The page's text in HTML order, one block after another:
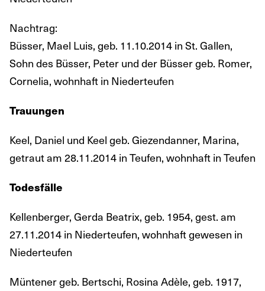
Nachtrag:
Büsser, Mael Luis, geb. 11.10.2014 in St. Gallen,
Sohn des Büsser, Peter und der Büsser geb. Romer,
Cornelia, wohnhaft in Niederteufen
Trauungen
Keel, Daniel und Keel geb. Giezendanner, Marina,
getraut am 28.11.2014 in Teufen, wohnhaft in Teufen
Todesfälle
Kellenberger, Gerda Beatrix, geb. 1954, gest. am
27.11.2014 in Niederteufen, wohnhaft gewesen in
Niederteufen
Müntener geb. Bertschi, Rosina Adèle, geb. 1917,